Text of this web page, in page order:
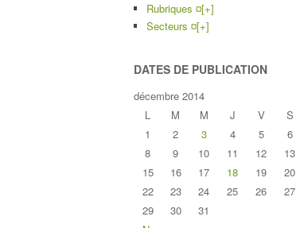
Rubriques ¤[+]
Secteurs ¤[+]
DATES DE PUBLICATION
décembre 2014
L
M M J V S
1
2 3 4 5 6
8
9 10 11 12 13
15
16 17 18 19 20
22
23 24 25 26 27
29
30
31